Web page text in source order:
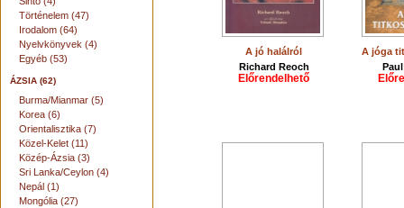
Történelem (47)
Irodalom (64)
Nyelvkönyvek (4)
Egyéb (53)
ÁZSIA (62)
Burma/Mianmar (5)
Korea (6)
Orientalisztika (7)
Közel-Kelet (11)
Közép-Ázsia (3)
Sri Lanka/Ceylon (4)
Nepál (1)
Mongólia (27)
A jó halálról
Richard Reoch
Előrendelhető
A jóga